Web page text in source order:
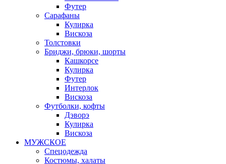
Футер
Сарафаны
Кулирка
Вискоза
Толстовки
Бриджи, брюки, шорты
Кашкорсе
Кулирка
Футер
Интерлок
Вискоза
Футболки, кофты
Дэворэ
Кулирка
Вискоза
МУЖСКОЕ
Спецодежда
Костюмы, халаты